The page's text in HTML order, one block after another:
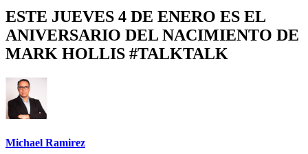
ESTE JUEVES 4 DE ENERO ES EL
ANIVERSARIO DEL NACIMIENTO DE
MARK HOLLIS #TALKTALK
Michael Ramirez